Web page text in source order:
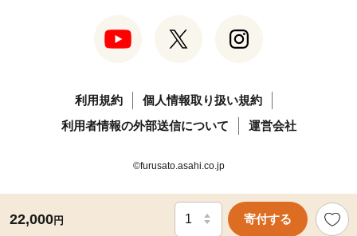
22,000円 寄付する
利用規約
個人情報取り扱い規約
利用者情報の外部送信について
運営会社
©furusato.asahi.co.jp